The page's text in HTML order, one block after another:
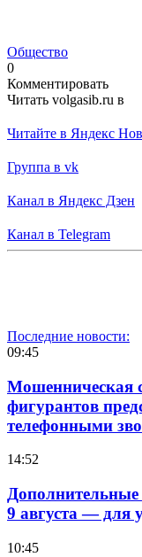
Общество
0
Комментировать
Читать volgasib.ru в
Читайте в Яндекс
Группа в vk
Канал в Яндекс Дзен
Канал в Telegram
Последние новости:
09:45
Мошенническая
фигурантов
телефонными
14:52
Дополнительные
9 августа — для
10:45